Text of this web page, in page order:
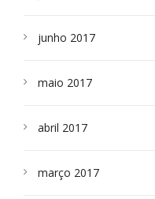
junho 2017
maio 2017
abril 2017
março 2017